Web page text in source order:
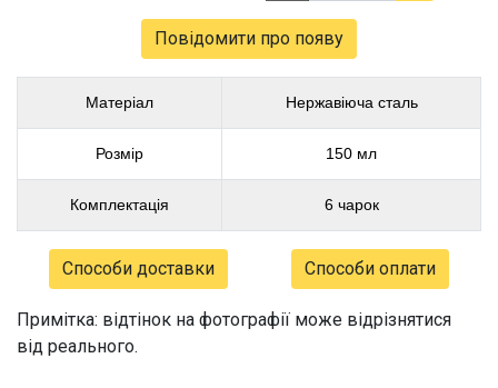
Повідомити про появу
Матеріал Нержавіюча сталь
Розмір 150 мл
Комплектація 6 чарок
Способи доставки Способи оплати
Примітка: відтінок на фотографії може відрізнятися
від реального.